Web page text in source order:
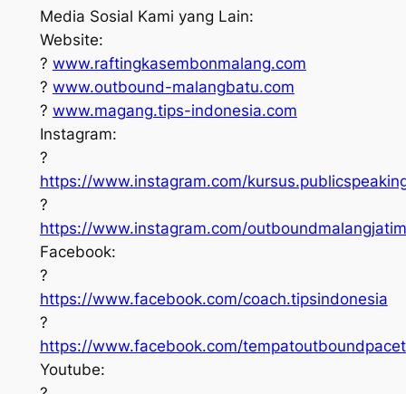
Media Sosial Kami yang Lain:
Website:
? www.raftingkasembonmalang.com
? www.outbound-malangbatu.com
? www.magang.tips-indonesia.com
Instagram:
?
https://www.instagram.com/
?
https://www.instagram.com/outboundmalangjatim
Facebook:
?
https://www.facebook.com/coach.tipsindonesia
?
https://www.facebook.com/tempatoutboundpacet
Youtube: